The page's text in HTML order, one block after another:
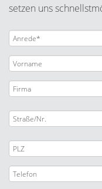
setzen uns